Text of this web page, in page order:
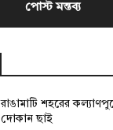
রাঙামাটি শহরের
দোকান ছাই